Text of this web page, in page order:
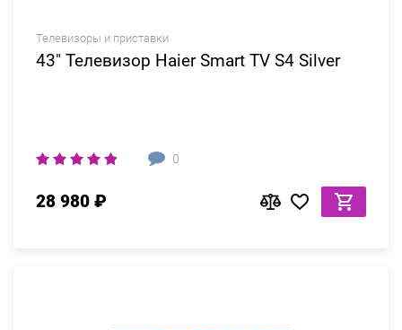
Телевизоры и приставки
43" Телевизор Haier Smart TV S4 Silver
0
28 980 ₽